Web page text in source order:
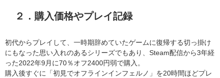
２．購入価格やプレイ記録
初代からプレイして、一時期辞めていたゲームに復帰する切っ掛け
にもなった思い入れのあるシリーズでもあり、Steam配信から3年経
った2022年9月に70％オフ2400円弱で購入。
購入後すぐに「初見でオフラインインフェルノ」を20時間ほどプレ